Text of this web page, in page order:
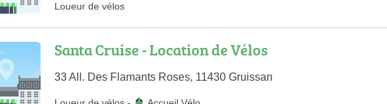
Loueur de vélos
Santa Cruise - Location de Vélos
33 All. Des Flamants Roses, 11430 Gruissan